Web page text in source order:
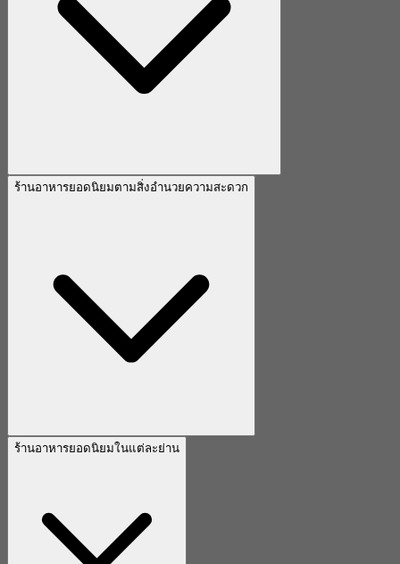
ร้านอาหารยอดนิยมตามสิ่งอำนวยความสะดวก
ร้านอาหารยอดนิยมในแต่ละย่าน